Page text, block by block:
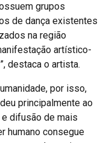
grupos
de dança existentes
na região
artístico-
destaca o artista.
por isso,
principalmente ao
difusão de mais
humano consegue